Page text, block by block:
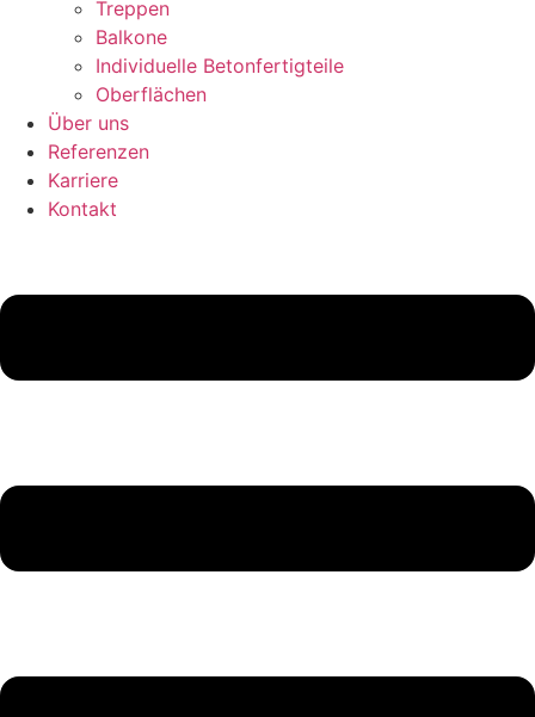
Treppen
Balkone
Individuelle Betonfertigteile
Oberflächen
Über uns
Referenzen
Karriere
Kontakt